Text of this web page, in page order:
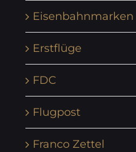
Eisenbahnmarken
Erstflüge
FDC
Flugpost
Franco Zettel